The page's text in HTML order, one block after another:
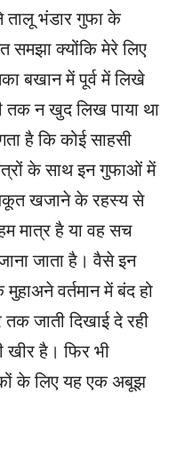
तालू भंडार गुफा के
समझा क्योंकि मेरे लिए
बखान में पूर्व में लिखे
न खुद लिख पाया था
है कि कोई साहसी
के साथ इन गुफाओं में
खजाने के रहस्य से
मात्र है या वह सच
जाता है। वैसे इन
वर्तमान में बंद हो
जाती दिखाई दे रही
खीर है। फिर भी
के लिए यह एक अबूझ